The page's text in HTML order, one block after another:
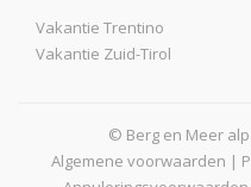
Vakantie Trentino
Vakantie Zuid-Tirol
© Berg en Meer
Algemene voorwaarden |